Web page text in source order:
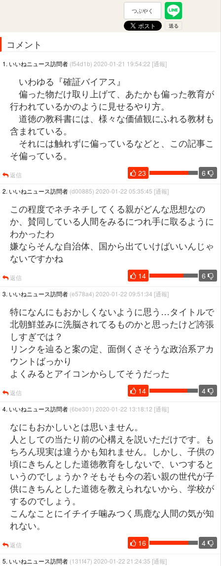
つぶやく
コメント
1. いいねニュース訪問者 (f54d1b) 2020-01-21 19:54:22 [通報]
いわゆる『確証バイアス』
偏った物だけ取り上げて、あたかも偏った教育が
行われているかのように見せるやり方。
道徳の教科書には、様々な価値観にふれる教材も
含まれている。
それには触れずに偏っているなどと、この記事こ
そ偏っている。
23 6
返信
2. いいねニュース訪問者 (d00885) 2020-01-22 05:35:45 [通報]
この程度でネチネチしてくる親がどんな思想なの
か、賛同している人間をみるにつれ手に取るように
わかったわ
嫌ならそんな自治体、国から出ていけばいいんじゃ
ないですかね
14 6
返信
3. いいねニュース訪問者 (e578a4) 2020-01-22 09:51:34 [通報]
特になんにもおかしくないように思う…タイトルで
北朝鮮並みに洗脳されてるものかと思ったけど誇張
しすぎでは？
リンクを辿ると案の定、面倒くさそうな政治系アカ
ウントばっかり
よくみるとアイコンからしてそうだった
14 4
返信
4. いいねニュース訪問者 (6be301) 2020-01-22 13:18:12 [通報]
なにもおかしいとは思いません。
人としての当たり前の心構えを説いただけです。も
ちろん現実は違うかも知れません。しかし、子供の
頃にきちんとした道徳教育をしないで、いつすると
いうのでしょうか？そもそも今の若い親の世代が子
供にきちんとした道徳を教えられないから、学校が
するのでしょう。
こんなことにイチイチ噛みつく馬鹿な人間の気が知
れない。
16 4
返信
5. いいねニュース訪問者 (131f47) 2020-01-22 21:24:35 [通報]